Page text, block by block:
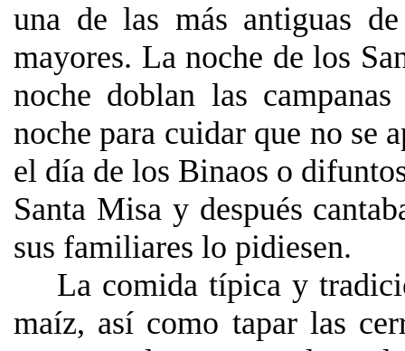
una de las más antiguas
mayores. La noche de los
noche doblan las
noche para cuidar que no se
el día de los Binaos o
Santa Misa y después
sus familiares lo pidiesen.
La comida típica y
maíz, así como tapar las